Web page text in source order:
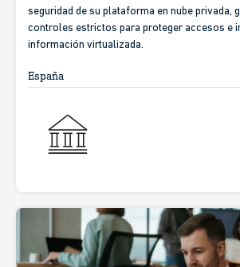
seguridad de su plataforma en nube privada,
controles estrictos para proteger accesos e
información virtualizada.
España